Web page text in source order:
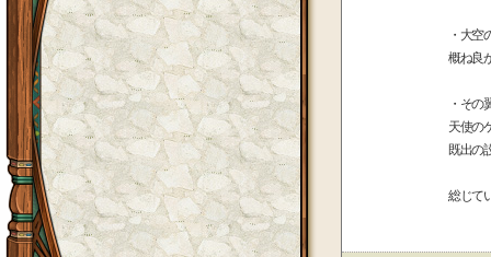
・大空
概ね良
・その
天使の
既出の
総じて